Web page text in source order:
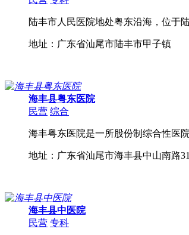
陆丰市人民医院地处粤东沿海，位于
地址：广东省汕尾市陆丰市甲子镇
海丰县粤东医院
民营 综合
海丰粤东医院是一所股份制综合性
地址：广东省汕尾市海丰县中山南路
海丰县中医院
民营 专科